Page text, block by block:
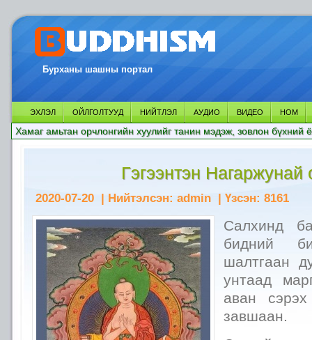
Бурханы шашны портал
ЭХЛЭЛ ОЙЛГОЛТУУД НИЙТЛЭЛ АУДИО ВИДЕО НОМ
Хамаг амьтан орчлонгийн хуулийг танин мэдэж, зовлон бүхний
Гэгээнтэн Нагаржунай
2020-07-20 | Нийтэлсэн: admin | Үзсэн: 8161
Салхинд
бидний
шалтгаан
унтаад
аван
завшаан.